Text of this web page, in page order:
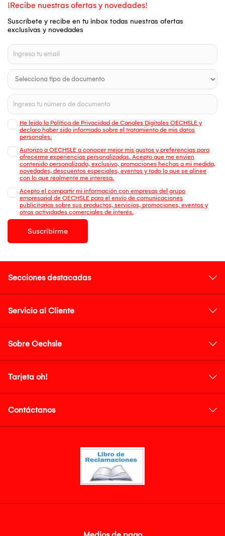
¡Recibe nuestras ofertas y novedades!
Suscríbete y recibe en tu inbox todas nuestras ofertas
exclusivas y novedades
He leído la Política de Privacidad de Canales Digitales OECHSLE y
declaro haber sido informado sobre el tratamiento de mis datos
personales.
Autorizo a OECHSLE a conocer mejor mis gustos y preferencias para
ofrecerme experiencias personalizadas. Acepto que me envien
contenido personalizado, exclusivo, promociones hechas a mi medida,
novedades, descuentos especiales, eventos y todo lo que se alinee
con lo que realmente me interesa.
Acepto el compartir mi información con empresas del grupo
empresarial de OECHSLE para el envío de comunicaciones
publicitarias sobre sus productos, servicios, promociones, eventos y
otras actividades comerciales de interés.
Suscribirme
Secciones destacadas
Servicio al Cliente
Sobre Oechsle
Tarjeta oh!
Contáctanos